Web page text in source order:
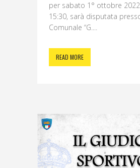
per sabato 1° ottobre
15:30, sarà disputata
Comunale “G....
READ MORE